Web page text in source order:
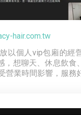
hair.com.tw
以個人vip包廂的經
，想聊天、休息飲食
營業時間影響，服務